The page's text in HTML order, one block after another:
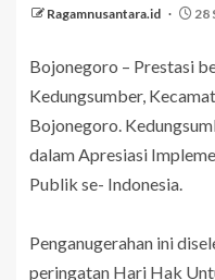
Ragamnusantara.id 28
Bojonegoro – Prestasi
Kedungsumber,
Bojonegoro.
dalam Apresiasi
Publik se- Indonesia.
Penganugerahan ini
peringatan Hari Hak